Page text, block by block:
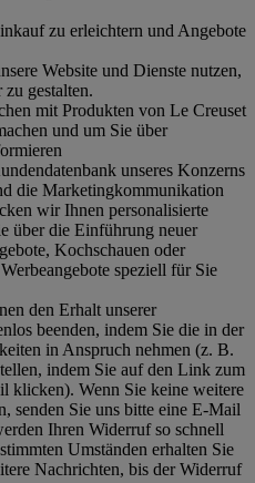
zu erleichtern und Angebote
Website und Dienste nutzen,
zu gestalten.
mit Produkten von Le Creuset
und um Sie über
unseres Konzerns
die Marketingkommunikation
wir Ihnen personalisierte
über die Einführung neuer
Kochschauen oder
speziell für Sie
den Erhalt unserer
beenden, indem Sie die in der
in Anspruch nehmen (z. B.
indem Sie auf den Link zum
klicken). Wenn Sie keine weitere
senden Sie uns bitte eine E-Mail
Ihren Widerruf so schnell
Umständen erhalten Sie
Nachrichten, bis der Widerruf